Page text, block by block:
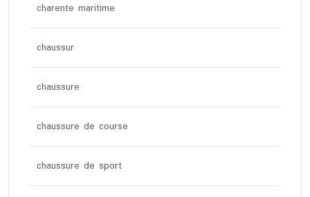
charente maritime
chaussur
chaussure
chaussure de course
chaussure de sport